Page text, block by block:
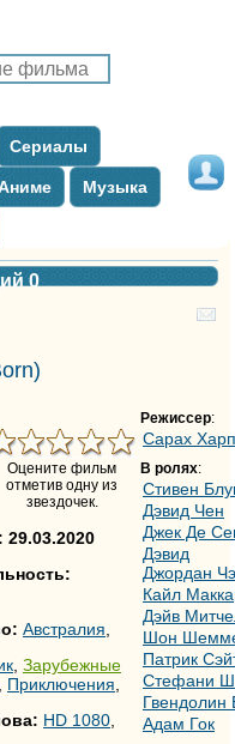
Сериалы
Музыка
0
)
Оцените фильм
отметив одну из
звездочек.
Австралия
Зарубежные
Приключения
HD 1080
Режиссер:
Сарах
В ролях:
Стивен
Дэвид Чен
Джек Де
Дэвид
Джордан
Кайл
Дэйв
Шон
Патрик
Стефани
Гвендолин
Адам Гок